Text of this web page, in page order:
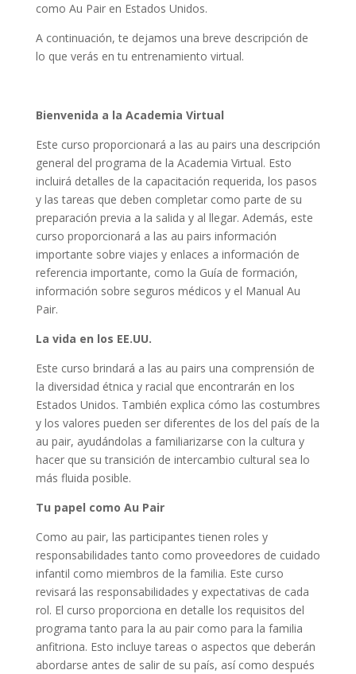
como Au Pair en Estados Unidos.
A continuación, te dejamos una breve descripción de
lo que verás en tu entrenamiento virtual.
Bienvenida a la Academia Virtual
Este curso proporcionará a las au pairs una descripción
general del programa de la Academia Virtual. Esto
incluirá detalles de la capacitación requerida, los pasos
y las tareas que deben completar como parte de su
preparación previa a la salida y al llegar. Además, este
curso proporcionará a las au pairs información
importante sobre viajes y enlaces a información de
referencia importante, como la Guía de formación,
información sobre seguros médicos y el Manual Au
Pair.
La vida en los EE.UU.
Este curso brindará a las au pairs una comprensión de
la diversidad étnica y racial que encontrarán en los
Estados Unidos. También explica cómo las costumbres
y los valores pueden ser diferentes de los del país de la
au pair, ayudándolas a familiarizarse con la cultura y
hacer que su transición de intercambio cultural sea lo
más fluida posible.
Tu papel como Au Pair
Como au pair, las participantes tienen roles y
responsabilidades tanto como proveedores de cuidado
infantil como miembros de la familia. Este curso
revisará las responsabilidades y expectativas de cada
rol. El curso proporciona en detalle los requisitos del
programa tanto para la au pair como para la familia
anfitriona. Esto incluye tareas o aspectos que deberán
abordarse antes de salir de su país, así como después